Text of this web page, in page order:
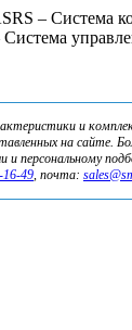
– Система
и
на сайте.
и персональному
16-49, почта: